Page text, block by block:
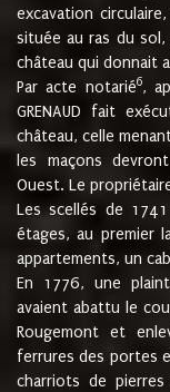
excavation
située au ras du
château qui donnait
Par acte notarié6,
GRENAUD fait
château, celle
les maçons
Ouest. Le
Les scellés de
étages, au premier
appartements, un
En 1776, une
avaient abattu le
Rougemont et
ferrures des portes
charriots de